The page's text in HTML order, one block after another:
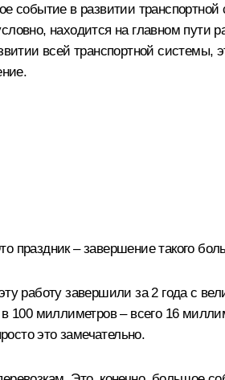
событие в развитии
находится на главном пути
всей транспортной
– завершение такого
завершили за 2 года с
миллиметров – всего 16
это замечательно.